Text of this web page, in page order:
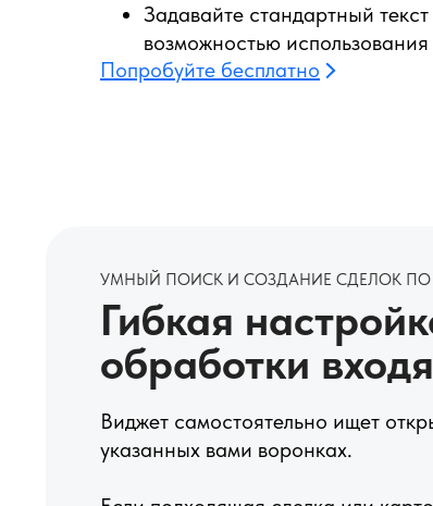
Задавайте стандартный
возможностью
Попробуйте бесплатно
УМНЫЙ ПОИСК И СОЗДАНИЕ СДЕЛОК
Гибкая
обработки
Виджет самостоятельно ищет
указанных вами воронках.